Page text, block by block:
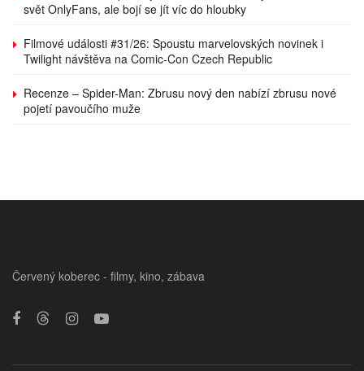
svět OnlyFans, ale bojí se jít víc do hloubky
Filmové události #31/26: Spoustu marvelovských novinek i
Twilight návštěva na Comic-Con Czech Republic
Recenze – Spider-Man: Zbrusu nový den nabízí zbrusu nové
pojetí pavoučího muže
Červený koberec - filmy, kino, zábava